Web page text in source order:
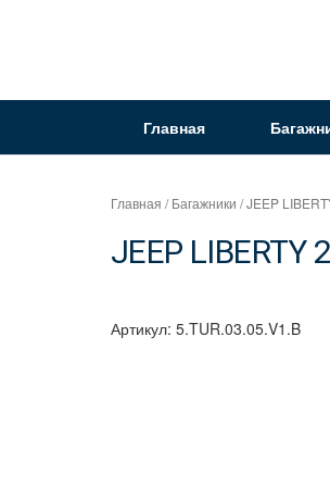
магазин
"Can
Auto"
Главная
Главная /Багажники / JEEP
JEEP
Артикул: 5.TUR.03.05.V1.B